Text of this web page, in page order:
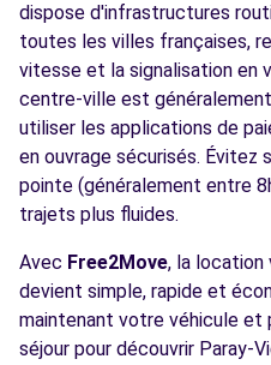
dispose d'infrastructures
toutes les villes françaises,
vitesse et la signalisation en
centre-ville est
utiliser les applications de
en ouvrage sécurisés. Évitez
pointe (généralement entre
trajets plus fluides.
Avec Free2Move, la
devient simple, rapide et
maintenant votre véhicule
séjour pour découvrir